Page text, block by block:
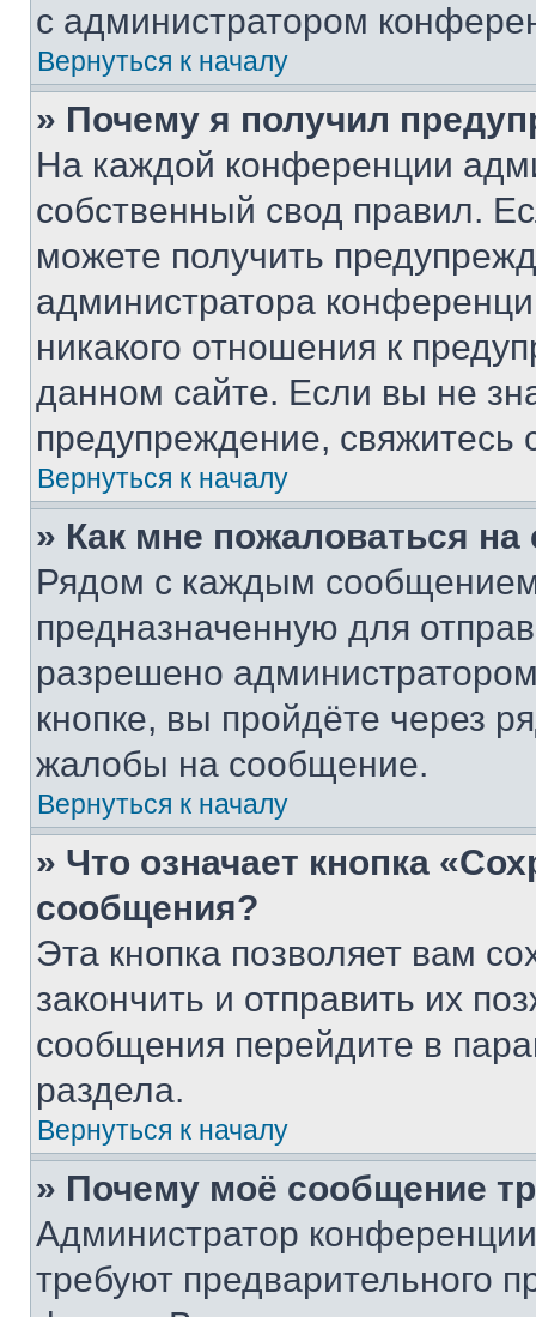
с администратором
Вернуться к началу
» Почему я получил
На каждой конференции
собственный свод правил.
можете получить
администратора
никакого отношения к
данном сайте. Если вы не
предупреждение,
Вернуться к началу
» Как мне пожаловаться
Рядом с каждым сообщением
предназначенную для
разрешено
кнопке, вы пройдёте через
жалобы на сообщение.
Вернуться к началу
» Что означает кнопка
сообщения?
Эта кнопка позволяет вам
закончить и отправить их
сообщения перейдите в
раздела.
Вернуться к началу
» Почему моё сообщение
Администратор
требуют предварительного